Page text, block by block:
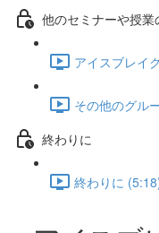
他のセミナーや授
アイスブレイ
その他のグル
終わりに
終わりに